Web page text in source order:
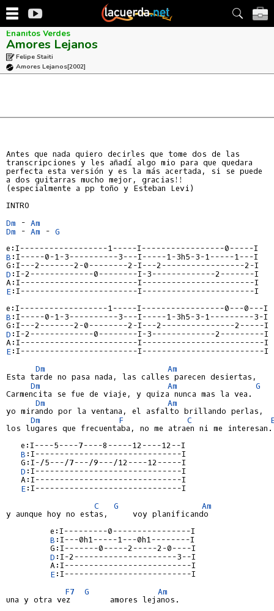
Enanitos Verdes
Amores Lejanos
Felipe Staiti
Amores Lejanos[2002]
Antes que nada quiero decirles que tome dos de las
transcripciones y les añadí algo mio para que quedara
perfecta esta versión y es la más acertada, si se puede
a dos guitarras mucho mejor, gracias!!
(especialmente a pp toño y Esteban Levi)
INTRO
Dm - Am
Dm - Am - G
B :I-----0-1-3----------3---I-----1-3h5-3-1-----1---I
D :I-2-------------0--------I-3-------------2-------I
E:I------------------------I-----------------------I
B :I-----0-1-3----------3---I-----1-3h5-3-1---------3-I
D :I-2-------------0--------I-3-------------2---------I
E:I------------------------I-------------------------I
Dm
Am
Esta tarde no pasa nada, las calles parecen desiertas,
Dm
Am
G
Carmencita se fue de viaje, y quiza nunca mas la vea.
Dm
Am
yo mirando por la ventana, el asfalto brillando perlas,
Dm
F C
los lugares que frecuentaba, no me atraen ni me interesan.
   e:I----5----7----8-----12----12--I
B :I------------------------------I
   G:I-/5---/7---/9---/12----12-----I
D :I------------------------------I
   A:I------------------------------I
E:I------------------------------I
C
G
Am
y aunque hoy no estas,     voy planificando
         e:I---------0----------------I
B :I---0h1-----1---0h1--------I
         G:I-------0-----2-----2-0----I
D :I-2---------------------3--I
         A:I--------------------------I
E:I--------------------------I
F7
G
Am
una y otra vez        amores lejanos.